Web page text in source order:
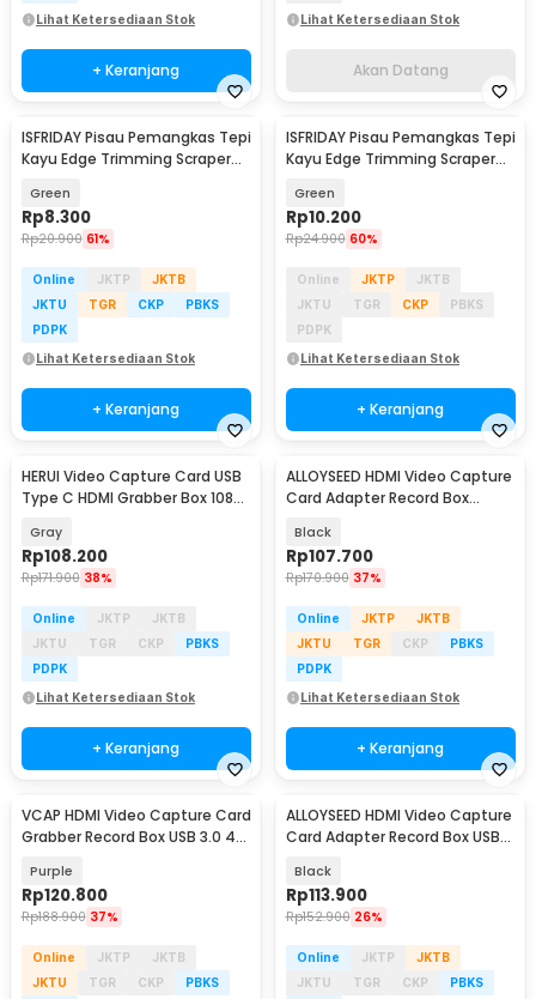
Lihat Ketersediaan Stok
+ Keranjang
Lihat Ketersediaan Stok
Akan Datang
ISFRIDAY Pisau Pemangkas Tepi
Kayu Edge Trimming Scraper
Green
Rp8.300
Rp20.900 61%
Online JKTP
JKTB
JKTU
TGR CKP
PBKS
PDPK
Lihat Ketersediaan Stok
+ Keranjang
ISFRIDAY Pisau Pemangkas Tepi
Kayu Edge Trimming Scraper
Green
Rp10.200
Rp24.900 60%
Online JKTP
JKTB
JKTU
TGR CKP
PBKS
PDPK
Lihat Ketersediaan Stok
+ Keranjang
HERUI Video Capture Card USB
Type C HDMI Grabber Box 1080P
Gray
Rp108.200
Rp171.900 38%
Online JKTP
JKTB
JKTU
TGR CKP
PBKS
PDPK
Lihat Ketersediaan Stok
+ Keranjang
ALLOYSEED HDMI Video Capture
Card Adapter Record Box
Black
Rp107.700
Rp170.900 37%
Online JKTP
JKTB
JKTU
TGR CKP
PBKS
PDPK
Lihat Ketersediaan Stok
+ Keranjang
VCAP HDMI Video Capture Card
Grabber Record Box USB 3.0 4K
Purple
Rp120.800
Rp188.900 37%
Online JKTP
JKTB
JKTU
TGR CKP
PBKS
ALLOYSEED HDMI Video Capture
Card Adapter Record Box USB
Black
Rp113.900
Rp152.900 26%
Online JKTP
JKTB
JKTU
TGR CKP
PBKS